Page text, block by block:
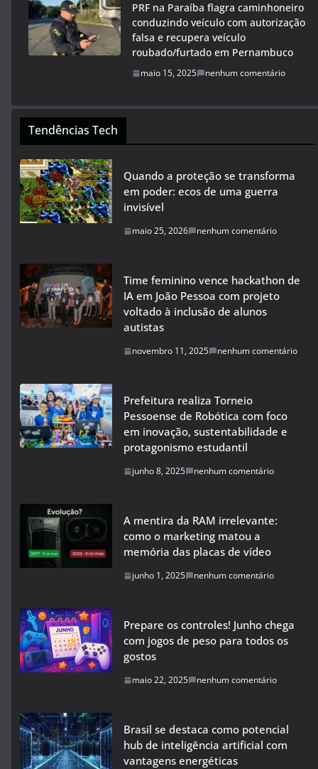
PRF na Paraíba flagra caminhoneiro
conduzindo veículo com autorização
falsa e recupera veículo
roubado/furtado em Pernambuco
maio 15, 2025 nenhum comentário
Tendências Tech
Quando a proteção se transforma
em poder: ecos de uma guerra
invisível
maio 25, 2026 nenhum comentário
Time feminino vence hackathon de
IA em João Pessoa com projeto
voltado à inclusão de alunos
autistas
novembro 11, 2025 nenhum comentário
Prefeitura realiza Torneio
Pessoense de Robótica com foco
em inovação, sustentabilidade e
protagonismo estudantil
junho 8, 2025 nenhum comentário
A mentira da RAM irrelevante:
como o marketing matou a
memória das placas de vídeo
junho 1, 2025 nenhum comentário
Prepare os controles! Junho chega
com jogos de peso para todos os
gostos
maio 22, 2025 nenhum comentário
Brasil se destaca como potencial
hub de inteligência artificial com
vantagens energéticas